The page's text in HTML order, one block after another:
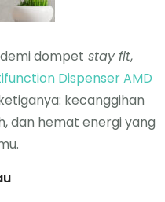
dompet stay fit,
Dispenser AMD
kecanggihan
dan hemat energi yang